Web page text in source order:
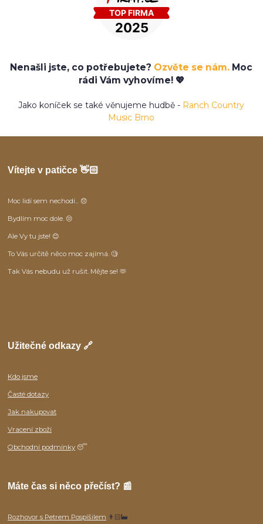
Nenašli jste, co potřebujete? Ozvěte se nám. Moc
rádi Vám vyhovíme! 💖
Jako koníček se také věnujeme hudbě - Ranch Country
Music Brno
Vítejte v patičce 👋🏻
Moc lidí sem nechodí... 😞
Bydlím moc dole. 😒
Ale Vy tu jste! 😊
To Vás určitě něco moc zajímá. 🧐
Tak Vás nebudu už rušit. Mějte se! 🫶
Užitečné odkazy 🔗
Kdo jsme
Časté dotazy
Jak nakupovat
Vracení zboží
Obchodní podmínky 😴
Máte čas si něco přečíst? 📰
Rozhovor s Petrem Pospíšilem 👨🏻‍🏭